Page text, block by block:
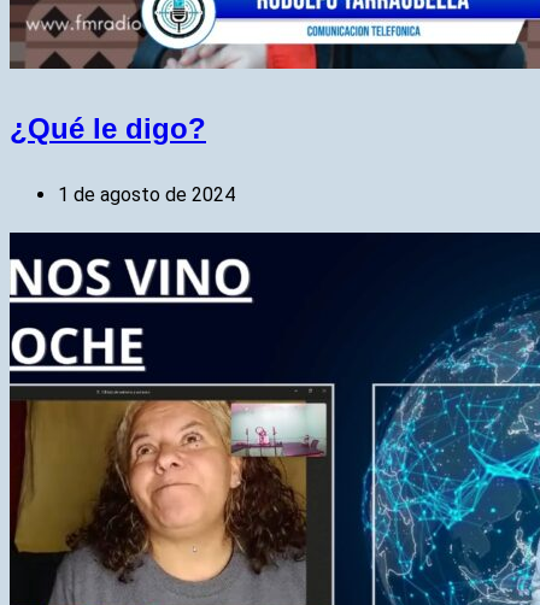
¿Qué le digo?
1 de agosto de 2024